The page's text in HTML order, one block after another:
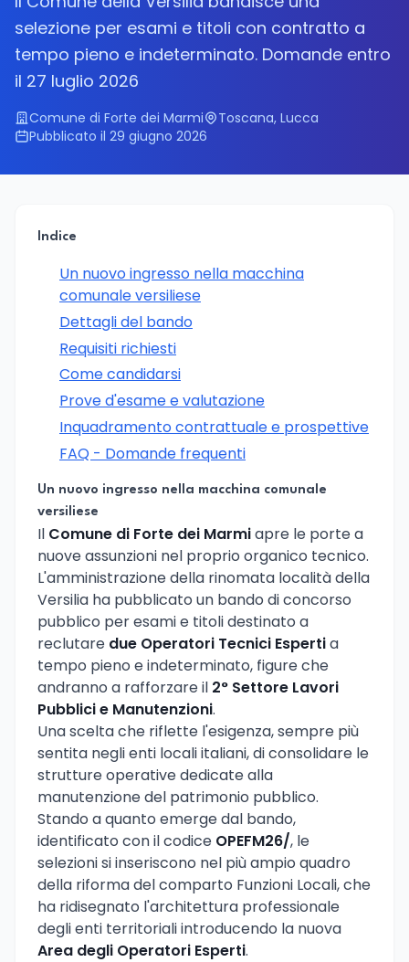
selezione per esami e titoli con contratto a
tempo pieno e indeterminato. Domande entro
il 27 luglio 2026
Comune di Forte dei Marmi
Toscana, Lucca
Pubblicato il 29 giugno 2026
Indice
Un nuovo ingresso nella macchina
comunale versiliese
Dettagli del bando
Requisiti richiesti
Come candidarsi
Prove d'esame e valutazione
Inquadramento contrattuale e prospettive
FAQ - Domande frequenti
Un nuovo ingresso nella macchina comunale
versiliese
Il Comune di Forte dei Marmiapre le porte a
nuove assunzioni nel proprio organico tecnico.
L'amministrazione della rinomata località della
Versilia ha pubblicato un bando di concorso
pubblico per esami e titoli destinato a
reclutare due Operatori Tecnici Espertia
tempo pieno e indeterminato, figure che
andranno a rafforzare il 2° Settore Lavori
Pubblici e Manutenzioni.
Una scelta che riflette l'esigenza, sempre più
sentita negli enti locali italiani, di consolidare le
strutture operative dedicate alla
manutenzione del patrimonio pubblico.
Stando a quanto emerge dal bando,
identificato con il codice OPEFM26/, le
selezioni si inseriscono nel più ampio quadro
della riforma del comparto Funzioni Locali, che
ha ridisegnato l'architettura professionale
degli enti territoriali introducendo la nuova
Area degli Operatori Esperti.